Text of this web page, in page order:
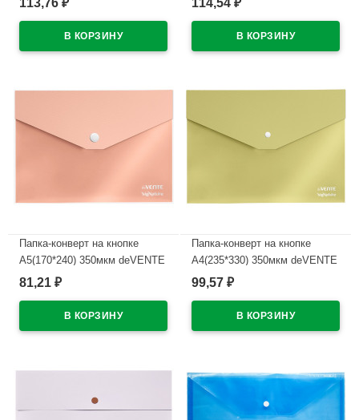
113,76 ₽ 114,54 ₽
Папка-конверт на кнопке
А5(170*240) 350мкм deVENTE
СигНАТУР (sigNATURE) роз
81,21 ₽
Папка-конверт на кнопке
А4(235*330) 350мкм deVENTE
СигНАТУР (sigNATURE) олив
99,57 ₽